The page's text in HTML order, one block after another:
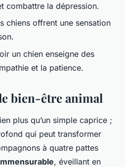
combattre la dépression.
chiens offrent une sensation
un chien enseigne des
et la patience.
bien-être animal
plus qu’un simple caprice ;
qui peut transformer
à quatre pattes
, éveillant en